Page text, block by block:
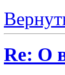
Re: О